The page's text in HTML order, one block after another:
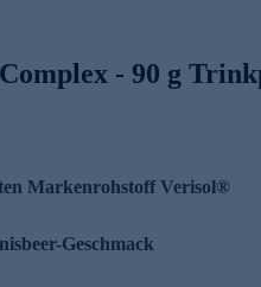
- 90 g
Markenrohstoff Verisol®
Geschmack